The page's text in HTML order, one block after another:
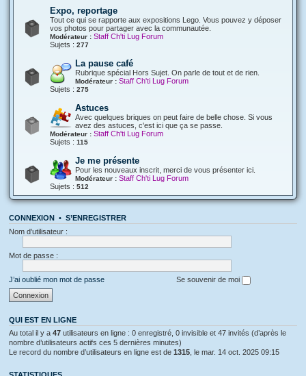
Expo, reportage
Tout ce qui se rapporte aux expositions Lego. Vous pouvez y déposer
vos photos pour partager avec la communautée.
Modérateur : Staff Ch'ti Lug Forum
Sujets : 277
La pause café
Rubrique spécial Hors Sujet. On parle de tout et de rien.
Modérateur : Staff Ch'ti Lug Forum
Sujets : 275
Astuces
Avec quelques briques on peut faire de belle chose. Si vous
avez des astuces, c'est ici que ça se passe.
Modérateur : Staff Ch'ti Lug Forum
Sujets : 115
Je me présente
Pour les nouveaux inscrit, merci de vous présenter ici.
Modérateur : Staff Ch'ti Lug Forum
Sujets : 512
CONNEXION • S’ENREGISTRER
Nom d’utilisateur :
Mot de passe :
J’ai oublié mon mot de passe Se souvenir de moi
QUI EST EN LIGNE
Au total il y a 47 utilisateurs en ligne : 0 enregistré, 0 invisible et 47 invités (d’après le
nombre d’utilisateurs actifs ces 5 dernières minutes)
Le record du nombre d’utilisateurs en ligne est de 1315 , le mar. 14 oct. 2025 09:15